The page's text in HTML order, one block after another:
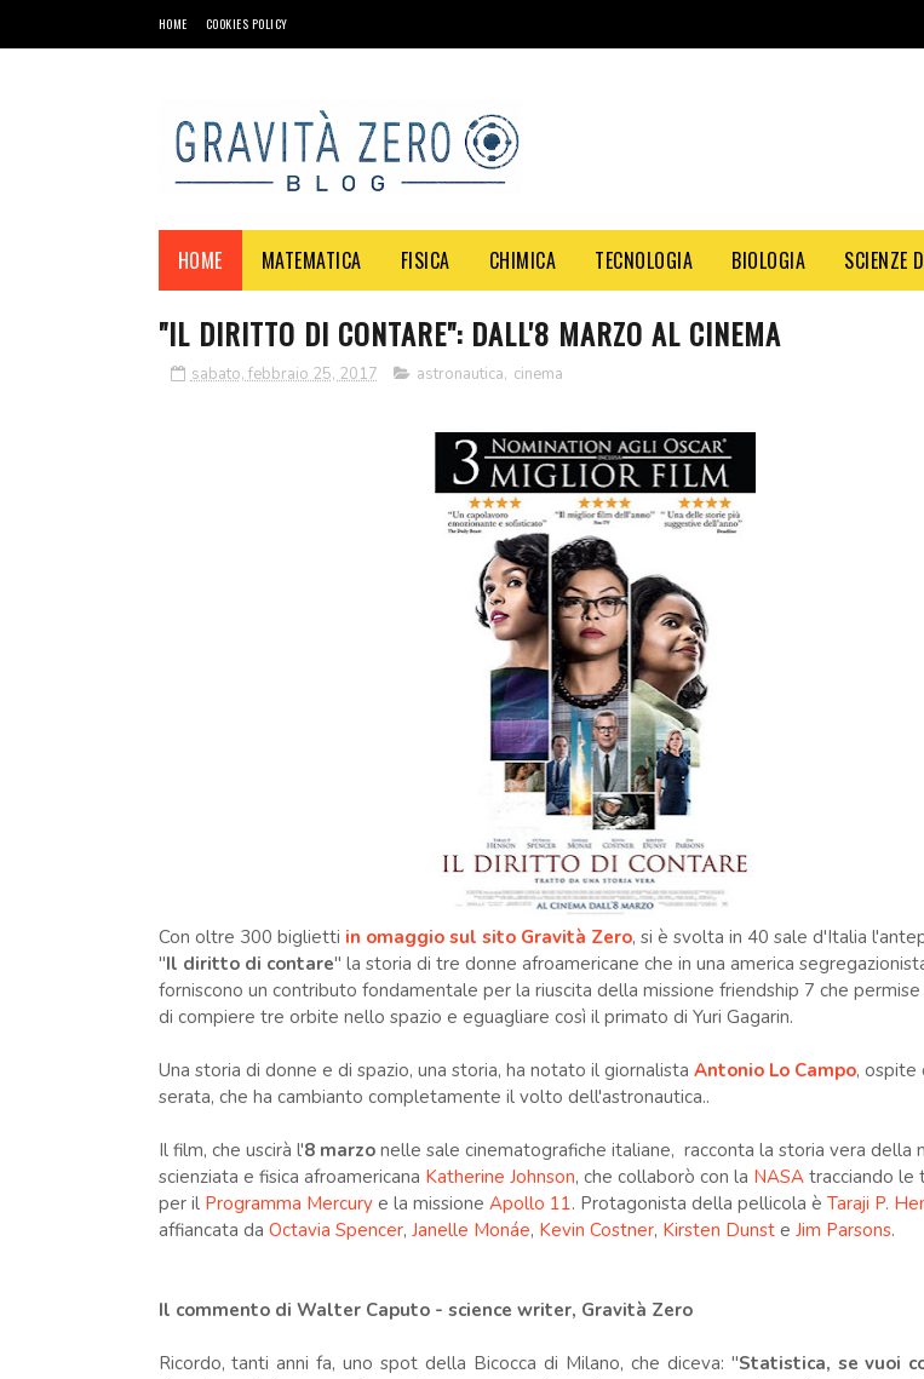
HOME COOKIES POLICY
HOME MATEMATICA FISICA CHIMICA TECNOLOGIA BIOLOGIA SCIENZE
"IL DIRITTO DI CONTARE": DALL'8 MARZO AL CINEMA
sabato, febbraio 25, 2017 astronautica, cinema
Con oltre 300 biglietti in omaggio sul sito Gravità Zero, si è svolta in 40 sale d'Italia
"Il diritto di contare" la storia di tre donne afroamericane che in una america
forniscono un contributo fondamentale per la riuscita della missione friendship 7 che permise
di compiere tre orbite nello spazio e eguagliare così il primato di Yuri Gagarin.
Una storia di donne e di spazio, una storia, ha notato il giornalista Antonio Lo Campo, ospite
serata, che ha cambianto completamente il volto dell'astronautica..
Il film, che uscirà l'8 marzonelle sale cinematografiche italiane, racconta la storia vera della
scienziata e fisica afroamericana Katherine Johnson, che collaborò con la NASAtracciando le
per il Programma Mercurye la missione Apollo 11. Protagonista della pellicola è Taraji P.
affiancata da Octavia Spencer, Janelle Monáe, Kevin Costner, Kirsten Dunste Jim Parsons.
Il commento di Walter Caputo - science writer, Gravità Zero
Ricordo, tanti anni fa, uno spot della Bicocca di Milano, che diceva: "Statistica, se vuoi